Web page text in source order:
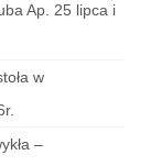
Ap. 25 lipca i
w
–